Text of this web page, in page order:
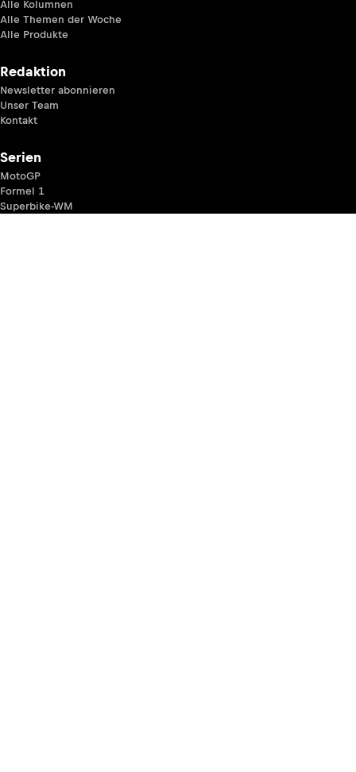
Alle Kolumnen
Alle Themen der Woche
Alle Produkte
Redaktion
Newsletter abonnieren
Unser Team
Kontakt
Serien
MotoGP
Formel 1
Superbike-WM